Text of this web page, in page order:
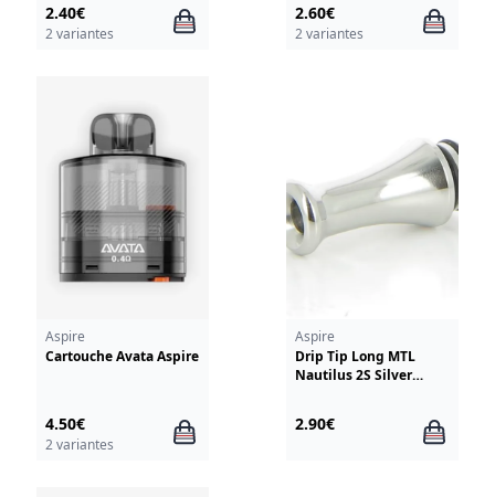
2.40€
2 variantes
2.60€
2 variantes
Aspire
Cartouche Avata Aspire
4.50€
2 variantes
Aspire
Drip Tip Long MTL
Nautilus 2S Silver
2.90€